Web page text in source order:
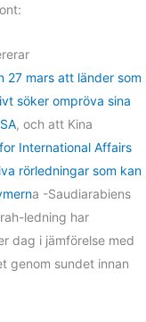
27 mars att länder som
söker ompröva sina
, och att Kina
International Affairs
rörledningar som kan
a -Saudiarabiens
ledning har
dag i jämförelse med
genom sundet innan